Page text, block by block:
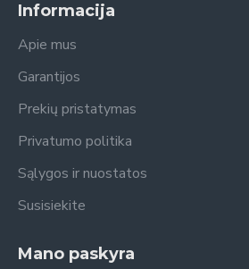
Informacija
Apie mus
Garantijos
Prekių pristatymas
Privatumo politika
Sąlygos ir nuostatos
Susisiekite
Mano paskyra